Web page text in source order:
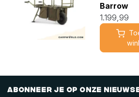
Barrow
1.199,99
Abonneer je op onze